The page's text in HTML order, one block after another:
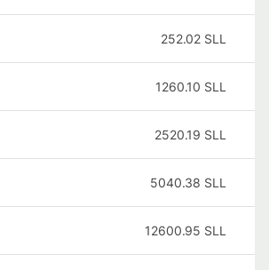
252.02 SLL
1260.10 SLL
2520.19 SLL
5040.38 SLL
12600.95 SLL